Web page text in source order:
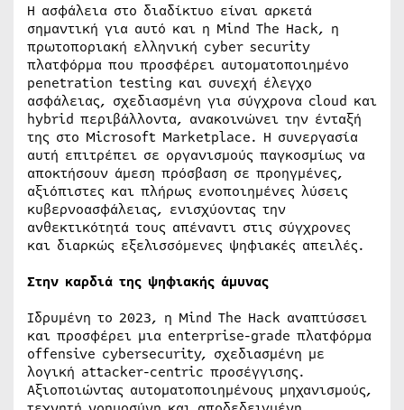
Η ασφάλεια στο διαδίκτυο είναι αρκετά
σημαντική για αυτό και η Mind The Hack, η
πρωτοποριακή ελληνική cyber security
πλατφόρμα που προσφέρει αυτοματοποιημένο
penetration testing και συνεχή έλεγχο
ασφάλειας, σχεδιασμένη για σύγχρονα cloud και
hybrid περιβάλλοντα, ανακοινώνει την ένταξή
της στο Microsoft Marketplace. Η συνεργασία
αυτή επιτρέπει σε οργανισμούς παγκοσμίως να
αποκτήσουν άμεση πρόσβαση σε προηγμένες,
αξιόπιστες και πλήρως ενοποιημένες λύσεις
κυβερνοασφάλειας, ενισχύοντας την
ανθεκτικότητά τους απέναντι στις σύγχρονες
και διαρκώς εξελισσόμενες ψηφιακές απειλές.
Στην καρδιά της ψηφιακής άμυνας
Ιδρυμένη το 2023, η Mind The Hack αναπτύσσει
και προσφέρει μια enterprise-grade πλατφόρμα
offensive cybersecurity, σχεδιασμένη με
λογική attacker-centric προσέγγισης.
Αξιοποιώντας αυτοματοποιημένους μηχανισμούς,